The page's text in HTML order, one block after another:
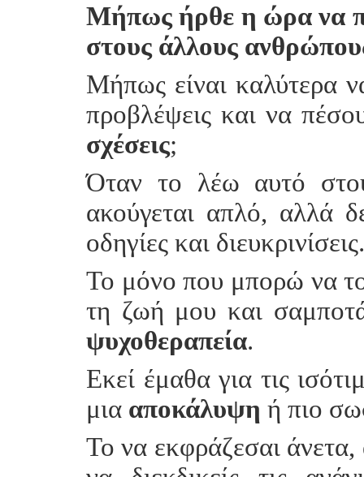
Μήπως ήρθε η ώρα να
στους άλλους
Μήπως είναι καλύτερα
προβλέψεις και να
σχέσεις;
Όταν το λέω αυτό
ακούγεται απλό, αλλά
οδηγίες και διευκρινίσεις.
Το μόνο που μπορώ να
τη ζωή μου και
ψυχοθεραπεία.
Εκεί έμαθα για τις
μια αποκάλυψη ή πιο
Το να εκφράζεσαι